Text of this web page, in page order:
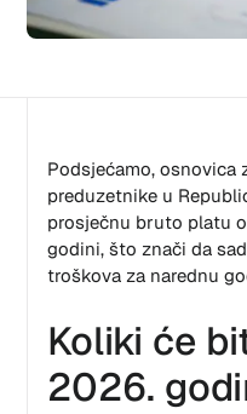
Podsjećamo, osnovica
preduzetnike u
prosječnu bruto platu
godini, što znači da
troškova za narednu
Koliki će
2026.